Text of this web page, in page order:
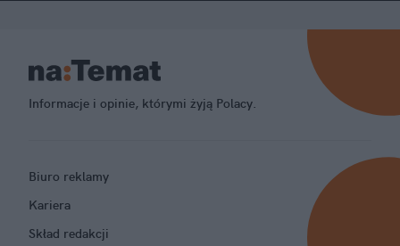
Informacje i opinie, którymi żyją Polacy.
Biuro reklamy
Kariera
Skład redakcji